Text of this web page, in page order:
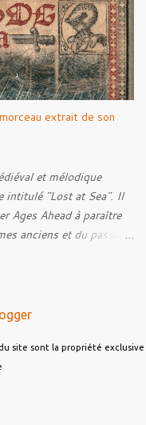
), qui reviennent sur
Le documentaire
Kristian "Kohle"
, ainsi qu'à l'historien
des blindés de Munster,
images de guerre
Le reportage est à
extrait de son
et mélodique
intitulé "Lost at Sea". Il
Ages Ahead à paraître
anciens et du passage
alors que le
site sont la propriété exclusive